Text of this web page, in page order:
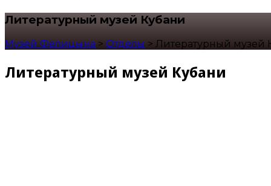
Литературный музей Кубани
Музей Фелицына > Отделы > Литературный музей
Литературный музей Кубани